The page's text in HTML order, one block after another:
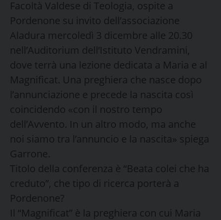
Facoltà Valdese di Teologia, ospite a
Pordenone su invito dell’associazione
Aladura mercoledì 3 dicembre alle 20.30
nell’Auditorium dell’Istituto Vendramini,
dove terrà una lezione dedicata a Maria e al
Magnificat. Una preghiera che nasce dopo
l’annunciazione e precede la nascita così
coincidendo «con il nostro tempo
dell’Avvento. In un altro modo, ma anche
noi siamo tra l’annuncio e la nascita» spiega
Garrone.
Titolo della conferenza è “Beata colei che ha
creduto”, che tipo di ricerca porterà a
Pordenone?
Il “Magnificat” è la preghiera con cui Maria